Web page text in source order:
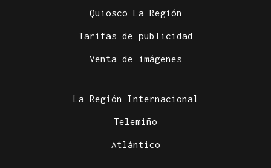
Quiosco La Región
Tarifas de publicidad
Venta de imágenes
La Región Internacional
Telemiño
Atlántico